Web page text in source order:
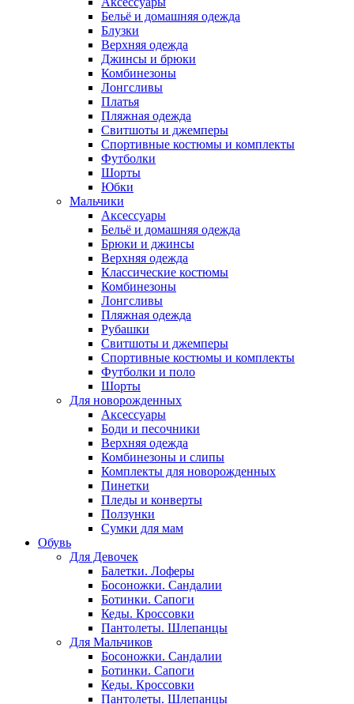
Бельё и домашняя одежда
Блузки
Верхняя одежда
Джинсы и брюки
Комбинезоны
Лонгсливы
Платья
Пляжная одежда
Свитшоты и джемперы
Спортивные костюмы и комплекты
Футболки
Шорты
Юбки
Мальчики
Аксессуары
Бельё и домашняя одежда
Брюки и джинсы
Верхняя одежда
Классические костюмы
Комбинезоны
Лонгсливы
Пляжная одежда
Рубашки
Свитшоты и джемперы
Спортивные костюмы и комплекты
Футболки и поло
Шорты
Для новорожденных
Аксессуары
Боди и песочники
Верхняя одежда
Комбинезоны и слипы
Комплекты для новорожденных
Пинетки
Пледы и конверты
Ползунки
Сумки для мам
Обувь
Для Девочек
Балетки. Лоферы
Босоножки. Сандалии
Ботинки. Сапоги
Кеды. Кроссовки
Пантолеты. Шлепанцы
Для Мальчиков
Босоножки. Сандалии
Ботинки. Сапоги
Кеды. Кроссовки
Пантолеты. Шлепанцы